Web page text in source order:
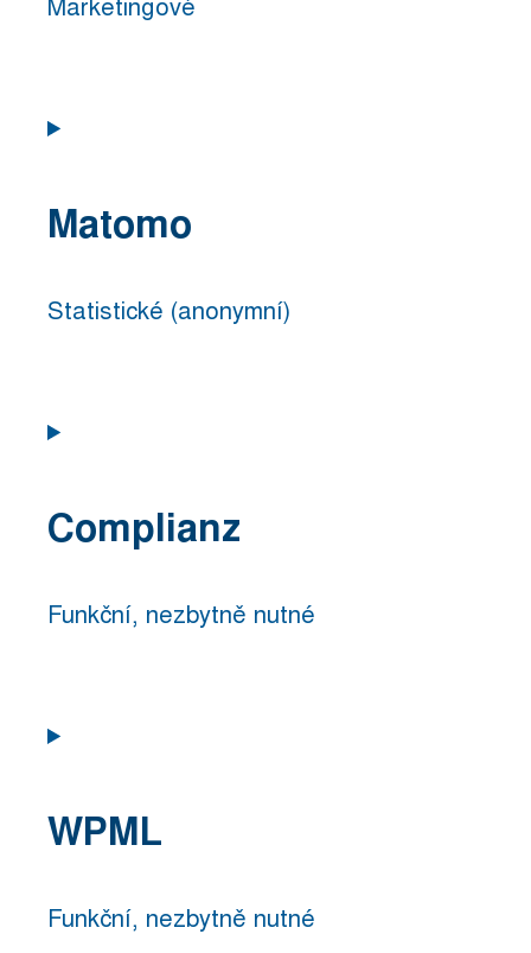
Marketingové
Consent
google-
Matomo
Statistické (anonymní)
Consent
matomo
Complianz
Funkční, nezbytně nutné
Consent
complianz
WPML
Funkční, nezbytně nutné